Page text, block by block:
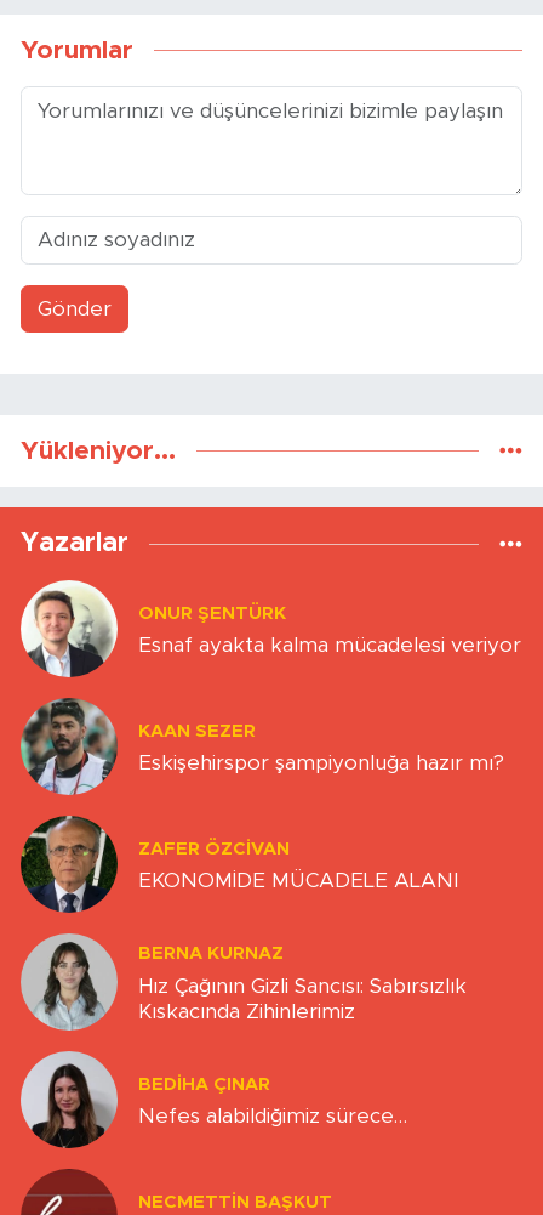
Yorumlar
Gönder
Yükleniyor...
Yazarlar
ONUR ŞENTÜRK
Esnaf ayakta kalma mücadelesi veriyor
KAAN SEZER
Eskişehirspor şampiyonluğa hazır mı?
ZAFER ÖZCIVAN
EKONOMİDE MÜCADELE ALANI
BERNA KURNAZ
Hız Çağının Gizli Sancısı: Sabırsızlık
Kıskacında Zihinlerimiz
BEDIHA ÇINAR
Nefes alabildiğimiz sürece…
NECMETTIN BAŞKUT